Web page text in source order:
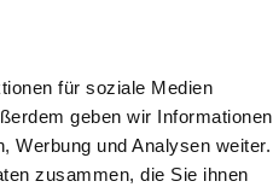
für soziale Medien
geben wir Informationen
Werbung und Analysen weiter.
zusammen, die Sie ihnen